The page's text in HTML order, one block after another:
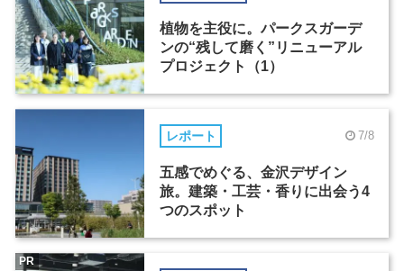
植物を主役に。パークスガーデ
ンの“残して磨く”リニューアル
プロジェクト（1）
レポート 7/8
五感でめぐる、金沢デザイン
旅。建築・工芸・香りに出会う4
つのスポット
PR